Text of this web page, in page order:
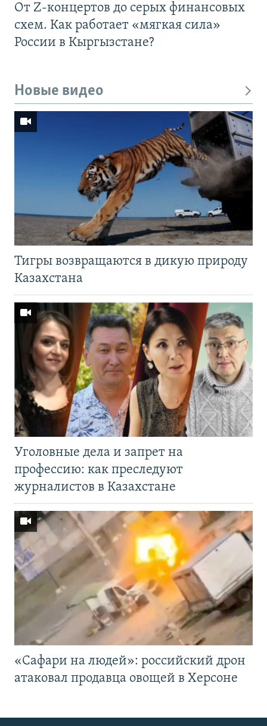
От Z-концертов до серых финансовых
схем. Как работает «мягкая сила»
России в Кыргызстане?
Новые видео
Тигры возвращаются в дикую природу
Казахстана
Уголовные дела и запрет на
профессию: как преследуют
журналистов в Казахстане
«Cафари на людей»: российский дрон
атаковал продавца овощей в Херсоне